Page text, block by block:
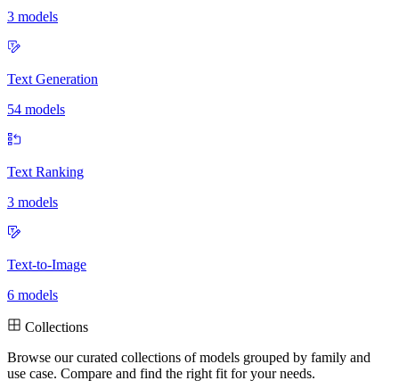
3 models
Text Generation
54 models
Text Ranking
3 models
Text-to-Image
6 models
Collections
Browse our curated collections of models grouped by family and
use case. Compare and find the right fit for your needs.